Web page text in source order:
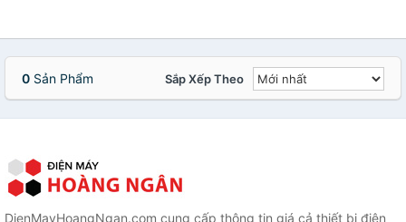
0 Sản Phẩm Sắp Xếp Theo
DienMayHoangNgan.com cung cấp thông tin giá cả thiết bị điện